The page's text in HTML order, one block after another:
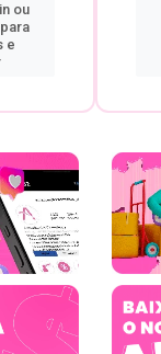
ou
e